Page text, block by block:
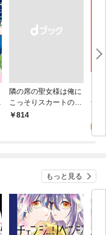
隣の席の聖女様は俺に
こっそりスカートの中
を教えてくれる
￥814
士
もっと見る